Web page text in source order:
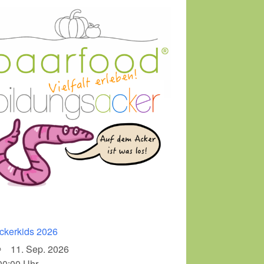
2026
11. Sep. 2026